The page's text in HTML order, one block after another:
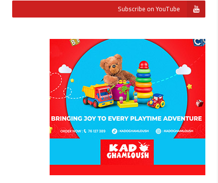
Subscribe on YouTube